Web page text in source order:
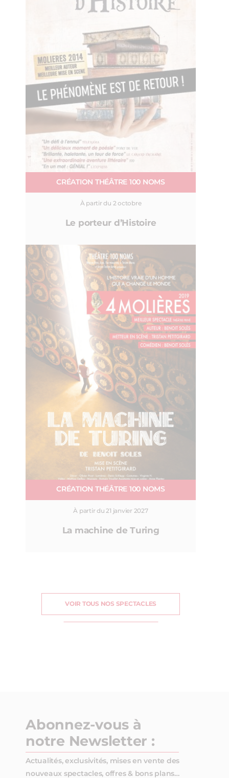
CRÉATION THÉÂTRE 100 NOMS
À partir du 2 octobre
Le porteur d’Histoire
CRÉATION THÉÂTRE 100 NOMS
À partir du 21 janvier 2027
La machine de Turing
VOIR TOUS NOS SPECTACLES
Abonnez-vous à
notre Newsletter :
Actualités, exclusivités, mises en vente des
nouveaux spectacles, offres & bons plans…